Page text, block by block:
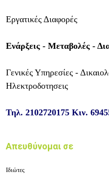
Εργατικές Διαφορές
Ενάρξεις - Μεταβολές -
Γενικές Υπηρεσίες -
Hλεκτροδοτησεις
Τηλ. 2102720175 Κιν.
Απευθύνομαι σε
Ιδιώτες